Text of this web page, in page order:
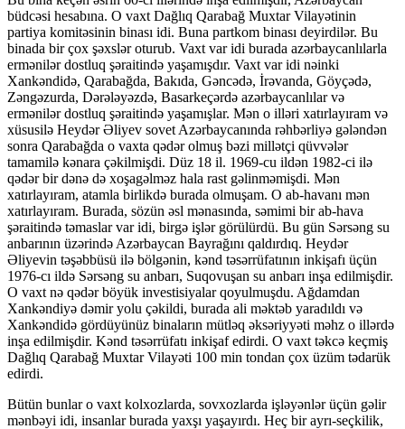
büdcəsi hesabına. O vaxt Dağlıq Qarabağ Muxtar Vilayətinin
partiya komitəsinin binası idi. Buna partkom binası deyirdilər. Bu
binada bir çox şəxslər oturub. Vaxt var idi burada azərbaycanlılarla
ermənilər dostluq şəraitində yaşamışdır. Vaxt var idi nəinki
Xankəndidə, Qarabağda, Bakıda, Gəncədə, İrəvanda, Göyçədə,
Zəngəzurda, Dərələyəzdə, Basarkeçərdə azərbaycanlılar və
ermənilər dostluq şəraitində yaşamışlar. Mən o illəri xatırlayıram və
xüsusilə Heydər Əliyev sovet Azərbaycanında rəhbərliyə gələndən
sonra Qarabağda o vaxta qədər olmuş bəzi millətçi qüvvələr
tamamilə kənara çəkilmişdi. Düz 18 il. 1969-cu ildən 1982-ci ilə
qədər bir dənə də xoşagəlməz hala rast gəlinməmişdi. Mən
xatırlayıram, atamla birlikdə burada olmuşam. O ab-havanı mən
xatırlayıram. Burada, sözün əsl mənasında, səmimi bir ab-hava
şəraitində təmaslar var idi, birgə işlər görülürdü. Bu gün Sərsəng su
anbarının üzərində Azərbaycan Bayrağını qaldırdıq. Heydər
Əliyevin təşəbbüsü ilə bölgənin, kənd təsərrüfatının inkişafı üçün
1976-cı ildə Sərsəng su anbarı, Suqovuşan su anbarı inşa edilmişdir.
O vaxt nə qədər böyük investisiyalar qoyulmuşdu. Ağdamdan
Xankəndiyə dəmir yolu çəkildi, burada ali məktəb yaradıldı və
Xankəndidə gördüyünüz binaların mütləq əksəriyyəti məhz o illərdə
inşa edilmişdir. Kənd təsərrüfatı inkişaf edirdi. O vaxt təkcə keçmiş
Dağlıq Qarabağ Muxtar Vilayəti 100 min tondan çox üzüm tədarük
edirdi.
Bütün bunlar o vaxt kolxozlarda, sovxozlarda işləyənlər üçün gəlir
mənbəyi idi, insanlar burada yaxşı yaşayırdı. Heç bir ayrı-seçkilik,